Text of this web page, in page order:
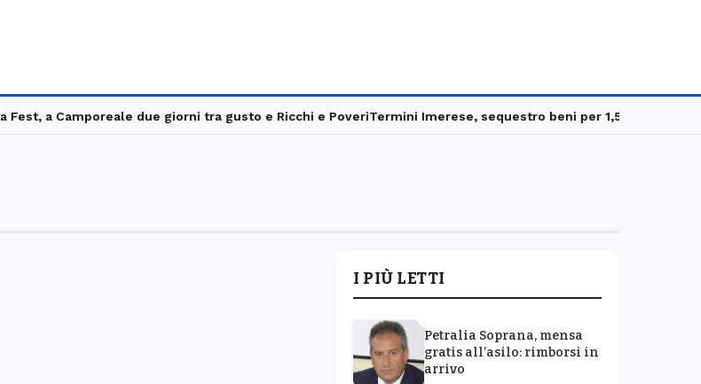
a Camporeale due giorni tra gusto e Ricchi e PoveriTermini Imerese, sequestro beni per 1,5 milioni
I PIÙ LETTI
Petralia Soprana, mensa
gratis all’asilo: rimborsi in
arrivo